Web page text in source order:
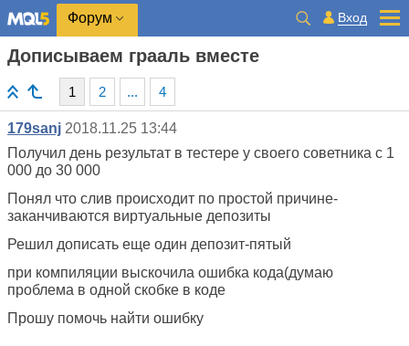
Форум Вход
Дописываем грааль вместе
1 2 ... 4
179sanj 2018.11.25 13:44
Получил день результат в тестере у своего советника с 1
000 до 30 000
Понял что слив происходит по простой причине-
заканчиваются виртуальные депозиты
Решил дописать еще один депозит-пятый
при компиляции выскочила ошибка кода(думаю
проблема в одной скобке в коде
Прошу помочь найти ошибку